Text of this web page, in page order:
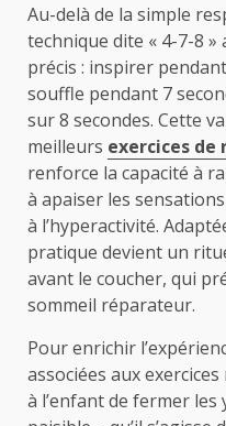
Au-delà de la simple
technique dite « 4-7-8
précis : inspirer
souffle pendant 7
sur 8 secondes. Cette
meilleurs exercices
renforce la capacité à
à apaiser les
à l’hyperactivité.
pratique devient un
avant le coucher, qui
sommeil réparateur.
Pour enrichir
associées aux
à l’enfant de fermer les